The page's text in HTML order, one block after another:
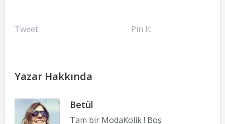
Tweet Pin It
Yazar Hakkında
Betül
Tam bir ModaKolik ! Boş